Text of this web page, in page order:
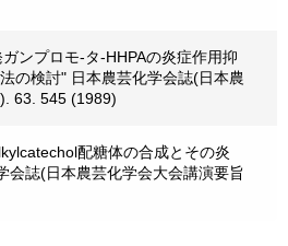
ンプロモ-タ-HHPAの炎症作用抑
の検討" 日本農芸化学会誌(日本農
63. 545 (1989)
配糖体の合成とその炎
会誌(日本農芸化学会大会講演要旨